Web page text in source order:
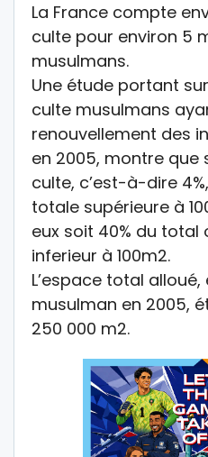
La France compte
culte pour environ 5
musulmans.
Une étude portant sur
culte musulmans
renouvellement des
en 2005, montre que
culte, c’est-à-dire
totale supérieure à
eux soit 40% du total
inferieur à 100m2.
L’espace total
musulman en 2005,
250 000 m2.